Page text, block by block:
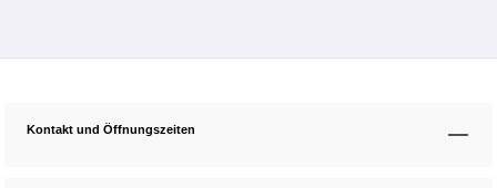
Kontakt und Öffnungszeiten